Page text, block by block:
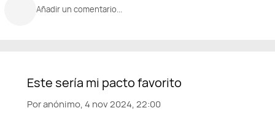
Añadir un comentario...
Poranónimo,4 nov 2024, 22:00